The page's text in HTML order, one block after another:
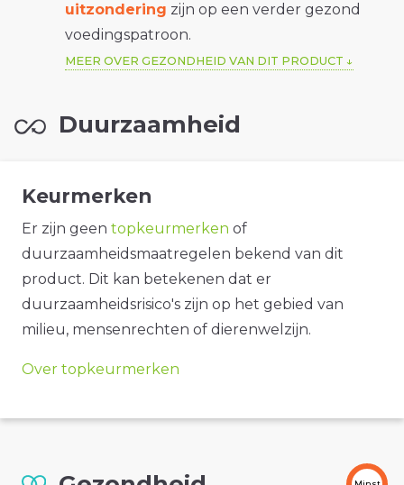
uitzondering zijn op een verder gezond
voedingspatroon.
MEER OVER GEZONDHEID VAN DIT PRODUCT
Duurzaamheid
Keurmerken
Er zijn geen topkeurmerken of
duurzaamheidsmaatregelen bekend van dit
product. Dit kan betekenen dat er
duurzaamheidsrisico's zijn op het gebied van
milieu, mensenrechten of dierenwelzijn.
Over topkeurmerken